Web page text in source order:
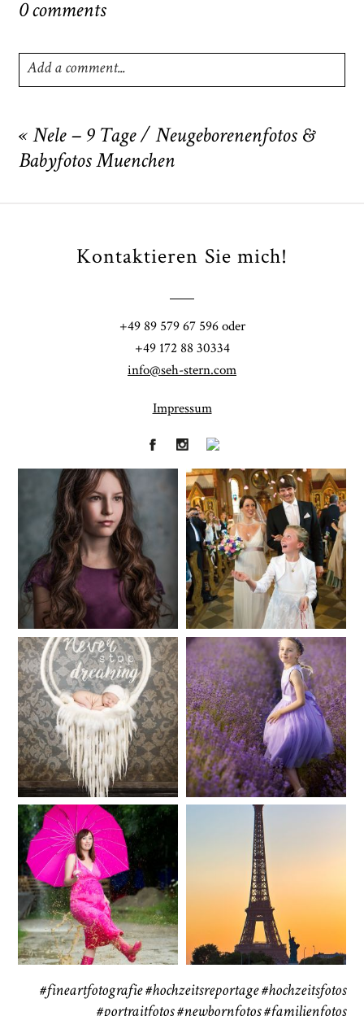
0 comments
Add a comment...
are marked *
« Nele – 9 Tage / Neugeborenenfotos &
Babyfotos Muenchen
Kontaktieren Sie mich!
+49 89 579 67 596 oder
+49 172 88 30334
info@seh-stern.com
Impressum
Fineart
41
Hochzeit
183
Baby/Newborn
72
Kinder
111
Babybauch
37
Reise
41
#fineartfotografie #hochzeitsreportage #hochzeitsfotos
#portraitfotos #newbornfotos #familienfotos